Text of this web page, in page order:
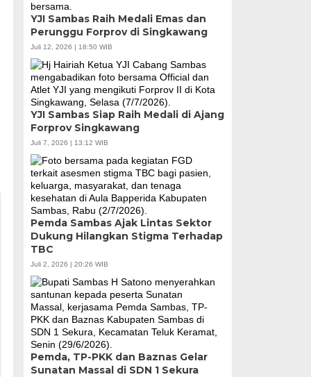
YJI Sambas Raih Medali Emas dan
Perunggu Forprov di Singkawang
Juli 12, 2026 | 18:50 WIB
YJI Sambas Siap Raih Medali di Ajang
Forprov Singkawang
Juli 7, 2026 | 13:12 WIB
Pemda Sambas Ajak Lintas Sektor
Dukung Hilangkan Stigma Terhadap
TBC
Juli 2, 2026 | 20:26 WIB
Pemda, TP-PKK dan Baznas Gelar
Sunatan Massal di SDN 1 Sekura